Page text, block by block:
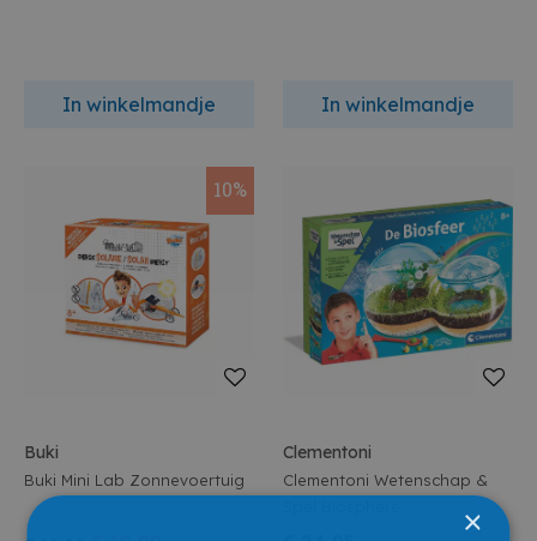
In winkelmandje In winkelmandje
10%
Buki
Buki Mini Lab Zonnevoertuig
Clementoni
Clementoni Wetenschap &
×